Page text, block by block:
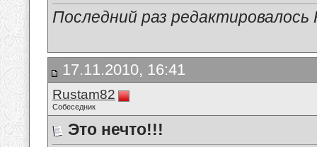
Последний раз редактировалось
17.11.2010, 16:41
Rustam82
Собеседник
Это нечто!!!